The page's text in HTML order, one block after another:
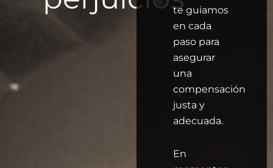
te guiamos
en cada
paso para
asegurar
una
compensación
justa y
adecuada.
En